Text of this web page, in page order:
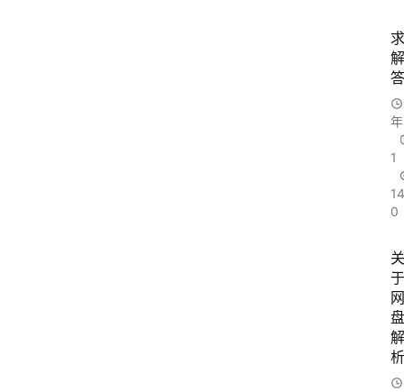
求
解
答
1
0
关
于
网
盘
解
析